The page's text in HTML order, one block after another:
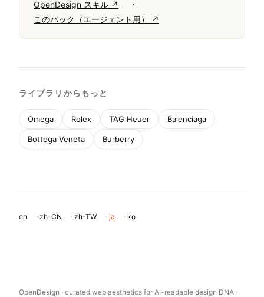
OpenDesign スキル ↗ ·
このパック（エージェント用） ↗
ライブラリからもっと
Omega Rolex TAG Heuer Balenciaga
Bottega Veneta Burberry
en · zh-CN · zh-TW · ja · ko
OpenDesign · curated web aesthetics for AI-readable design DNA ·